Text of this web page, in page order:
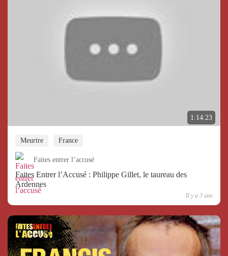
1:14:23
Meurtre France
Faites entrer l’accusé
Faites Entrer l’Accusé : Philippe Gillet, le taureau des
Ardennes
Il y a 3 ans